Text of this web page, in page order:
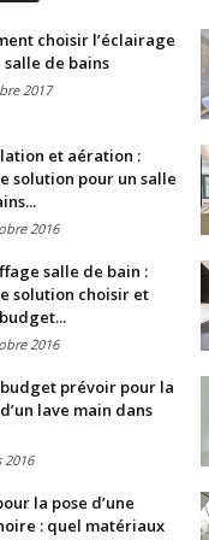
choisir l’éclairage
salle de bains
2017
et aération :
solution pour un salle
2016
salle de bain :
solution choisir et
2016
prévoir pour la
lave main dans
2016
la pose d’une
: quel matériaux